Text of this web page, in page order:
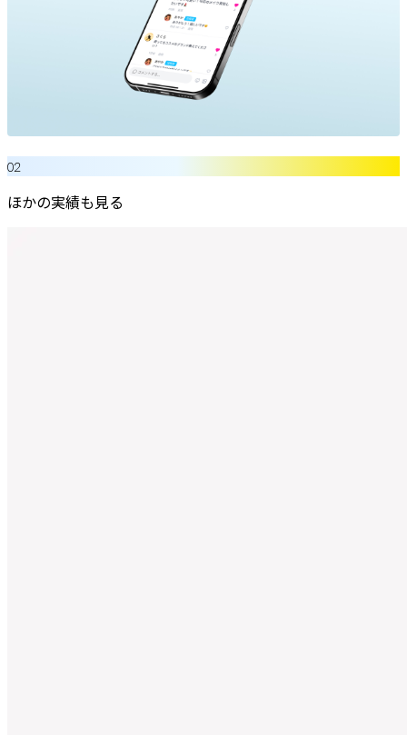
02
ほかの実績も見る